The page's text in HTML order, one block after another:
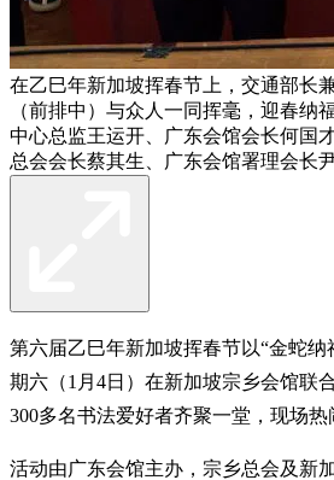
在乙巳年新加坡挥春节上，交通部长
（前排中）与众人一同挥毫，迎春纳
中心总监王运开、广东会馆会长何国
总会会长蔡其生、广东会馆署理会长
第六届乙巳年新加坡挥春节以“金蛇纳
期六（1月4日）在新加坡宗乡会馆联
300多名书法爱好者齐聚一堂，现场热
活动由广东会馆主办，宗乡总会及新